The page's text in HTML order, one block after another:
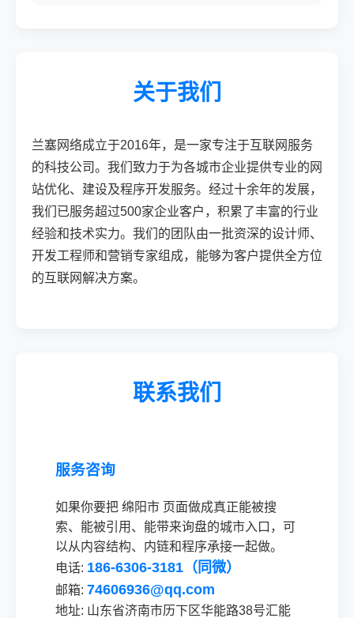
关于我们
兰塞网络成立于2016年，是一家专注于互联网服务
的科技公司。我们致力于为各城市企业提供专业的网
站优化、建设及程序开发服务。经过十余年的发展，
我们已服务超过500家企业客户，积累了丰富的行业
经验和技术实力。我们的团队由一批资深的设计师、
开发工程师和营销专家组成，能够为客户提供全方位
的互联网解决方案。
联系我们
服务咨询
如果你要把 绵阳市 页面做成真正能被搜
索、能被引用、能带来询盘的城市入口，可
以从内容结构、内链和程序承接一起做。
电话: 186-6306-3181（同微）
邮箱: 74606936@qq.com
地址: 山东省济南市历下区华能路38号汇能